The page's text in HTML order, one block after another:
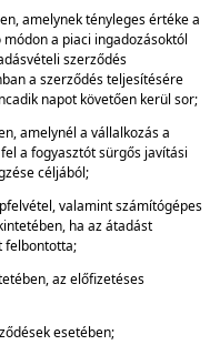
amelynek tényleges értéke a
a piaci ingadozásoktól
szerződés
a szerződés teljesítésére
napot követően kerül sor;
amelynél a vállalkozás a
a fogyasztót sürgős javítási
céljából;
valamint számítógépes
ha az átadást
felbontotta;
az előfizetéses
esetében;